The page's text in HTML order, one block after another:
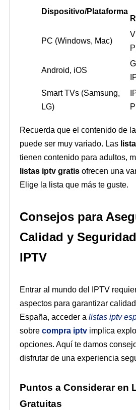
Dispositivo/Plataforma
PC (Windows, Mac)
Android, iOS
Smart TVs (Samsung,
LG)
Recuerda que el contenido de
puede ser muy variado. Las
tienen contenido para adultos,
listas iptv gratis ofrecen una
Elige la lista que más te guste.
Consejos para
Calidad y
IPTV
Entrar al mundo del IPTV
aspectos para garantizar
España, acceder a listas iptv
sobre compra iptv implica
opciones. Aquí te damos
disfrutar de una experiencia
Puntos a Considerar en
Gratuitas